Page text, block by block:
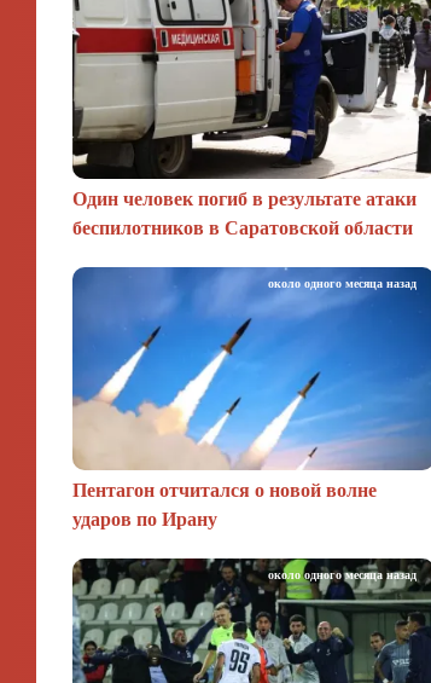
Один человек погиб в результате атаки
беспилотников в Саратовской области
Пентагон отчитался о новой волне
ударов по Ирану
около одного месяца назад
около одного месяца назад